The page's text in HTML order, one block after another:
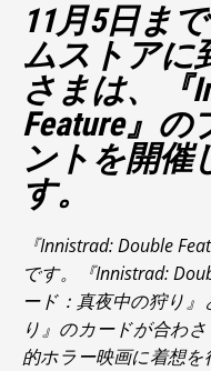
11月5日ま
ムストアに
さまは、
Feature』 の
ントを開催
す。
『Innistrad: Double
です。
『Innistrad:
ード：真夜中の狩り』
り』 のカードが合わ
的ホラー映画に着想